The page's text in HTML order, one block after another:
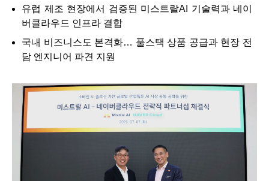
유럽 제조 현장에서 검증된 미스트랄AI 기술력과 네이
버클라우드 인프라 결합
국내 비즈니스도 본격화… 풀스택 상품 공급과 현장 전
담 엔지니어 파견 지원